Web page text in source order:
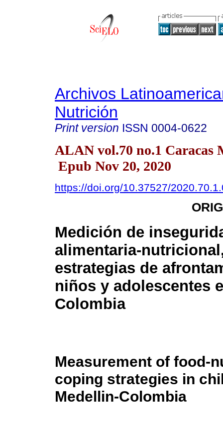
Archivos
Nutrición
Print version ISSN 0004-0622
ALAN vol.70 no.1 Caracas
Epub Nov 20, 2020
https://doi.org/10.37527/
Medición de
alimentaria-
estrategias de
niños y adolescentes
Colombia
Measurement of food-
coping strategies in
Medellin-Colombia